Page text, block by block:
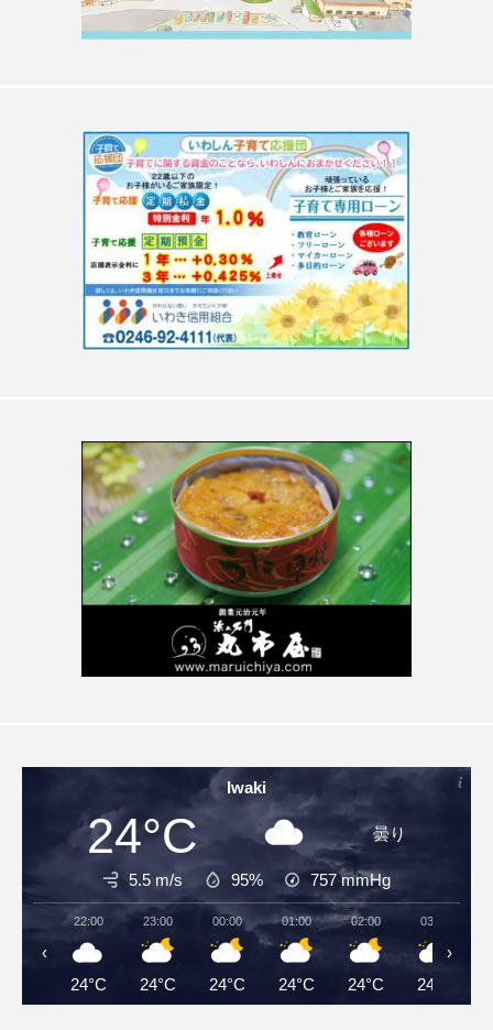
Iwaki
24°C 曇り
5.5 m/s 95% 757mmHg
22:00
24°C
23:00
24°C
00:00
24°C
01:00
24°C
02:00
24°C
03:00
24°C
‹ ›